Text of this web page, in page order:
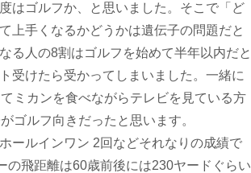
はゴルフか、と思いました。そこで「ど
上手くなるかどうかは遺伝子の問題だと
る人の8割はゴルフを始めて半年以内だと
受けたら受かってしまいました。一緒に
ミカンを食べながらテレビを見ている方
ゴルフ向きだったと思います。
ールインワン 2回などそれなりの成績で
の飛距離は60歳前後には230ヤードぐらい